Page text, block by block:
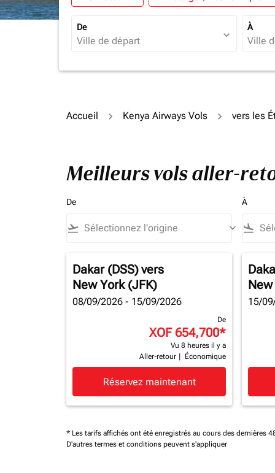
De
expand_more
À
Accueil Kenya Airways Vols vers les
Meilleurs vols aller-
De
flight_takeoff keyboard_arrow_down
À
flight_land
Dakar (DSS)vers
New York (JFK)
08/09/2026 - 15/09/2026
De
XOF 654,700*
Vu 8 heures il y a
Aller-retour
Économique
Réservez maintenant
15/
* Les tarifs affichés ont été enregistrés au cours des dernières
D'autres termes et conditions peuvent s'appliquer